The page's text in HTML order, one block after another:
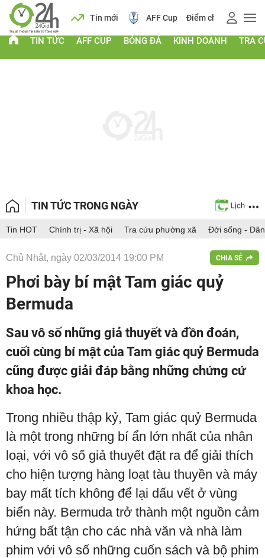
Lịch Tin mới AFF Cup Điểm chuẩn 2026
TIN TỨC AFF CUP BÓNG ĐÁ KINH DOANH TRA
TIN TỨC TRONG NGÀY
Tin HOT Chính trị - Xã hội Tra cứu phường xã Đời sống -
Chủ Nhật, ngày 02/03/2014 19:00 PM CHIA SẺ
Phơi bày bí mật Tam giác quỷ
Bermuda
Sau vô số những giả thuyết và đồn đoán,
cuối cùng bí mật của Tam giác quỷ Bermuda
cũng được giải đáp bằng những chứng cứ
khoa học.
Trong nhiều thập kỷ, Tam giác quỷ Bermuda
là một trong những bí ẩn lớn nhất của nhân
loại, với vô số giả thuyết đặt ra để giải thích
cho hiện tượng hàng loạt tàu thuyền và máy
bay mất tích không để lại dấu vết ở vùng
biển này. Bermuda trở thành một nguồn cảm
hứng bất tận cho các nhà văn và nhà làm
phim với vô số những cuốn sách và bộ phim